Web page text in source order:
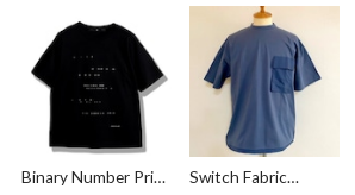
Binary Number Print
Switch Fabric